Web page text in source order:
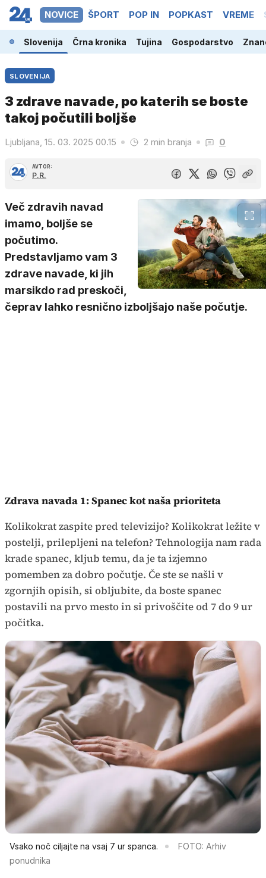
NOVICE ŠPORT POP IN POPKAST VREME
Slovenija Črna kronika Tujina Gospodarstvo
SLOVENIJA
3 zdrave navade, po katerih se boste
takoj počutili boljše
Ljubljana, 15. 03. 2025 00.15 2 min branja 0
AVTOR:
P.R.
Več zdravih navad
imamo, boljše se
počutimo.
Predstavljamo vam 3
zdrave navade, ki jih
marsikdo rad preskoči,
čeprav lahko resnično izboljšajo naše počutje.
Zdrava navada 1: Spanec kot naša prioriteta
Kolikokrat zaspite pred televizijo? Kolikokrat ležite v
postelji, prilepljeni na telefon? Tehnologija nam rada
krade spanec, kljub temu, da je ta izjemno
pomemben za dobro počutje. Če ste se našli v
zgornjih opisih, si obljubite, da boste spanec
postavili na prvo mesto in si privoščite od 7 do 9 ur
počitka.
Vsako noč ciljajte na vsaj 7 ur spanca.
FOTO: Arhiv
ponudnika